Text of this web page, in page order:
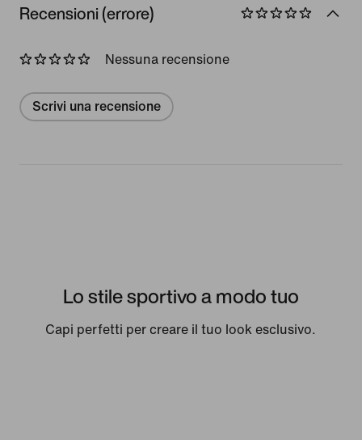
Recensioni (errore)
Nessuna recensione
Scrivi una recensione
Lo stile sportivo a modo tuo
Capi perfetti per creare il tuo look esclusivo.